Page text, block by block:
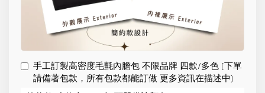
手工訂製高密度毛氈內膽包 不限品牌 四款/多色 (下單
請備著包款，所有包款都能訂做 更多資訊在描述中)